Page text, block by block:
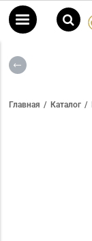
Главная Каталог